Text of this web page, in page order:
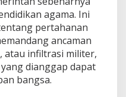
agama. Ini
pertahanan
ancaman
atau infiltrasi militer,
dianggap dapat
bangsa.